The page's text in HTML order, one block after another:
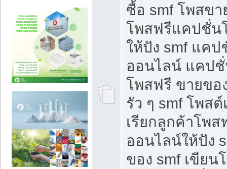
ซื้อ smf โพสข
โพสฟรีแคปชั่น
ให้ปัง smf แค
ออนไลน์ แคป
โพสฟรี ขายขอ
รัว ๆ smf โพส
เรียกลูกค้าโพส
ออนไลน์ให้ปัง
ของ smf เขียน